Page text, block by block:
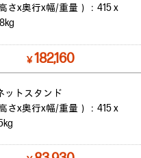
さx奥行x幅/重量）：415 x
￥182,160
ットスタンド
さx奥行x幅/重量）：415 x